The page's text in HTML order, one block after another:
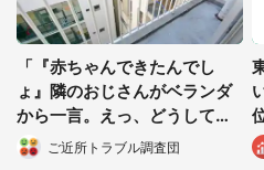
「『赤ちゃんできたんでし
ょ』隣のおじさんがベランダ
から一言。えっ、どうして知
ってるの...？」（東京都・30
ご近所トラブル調査団